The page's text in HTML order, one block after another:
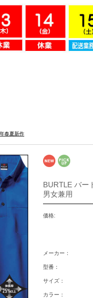
春夏新作
BURTLE バー
男女兼用
価格:
メーカー：
型番：
サイズ：
カラー：